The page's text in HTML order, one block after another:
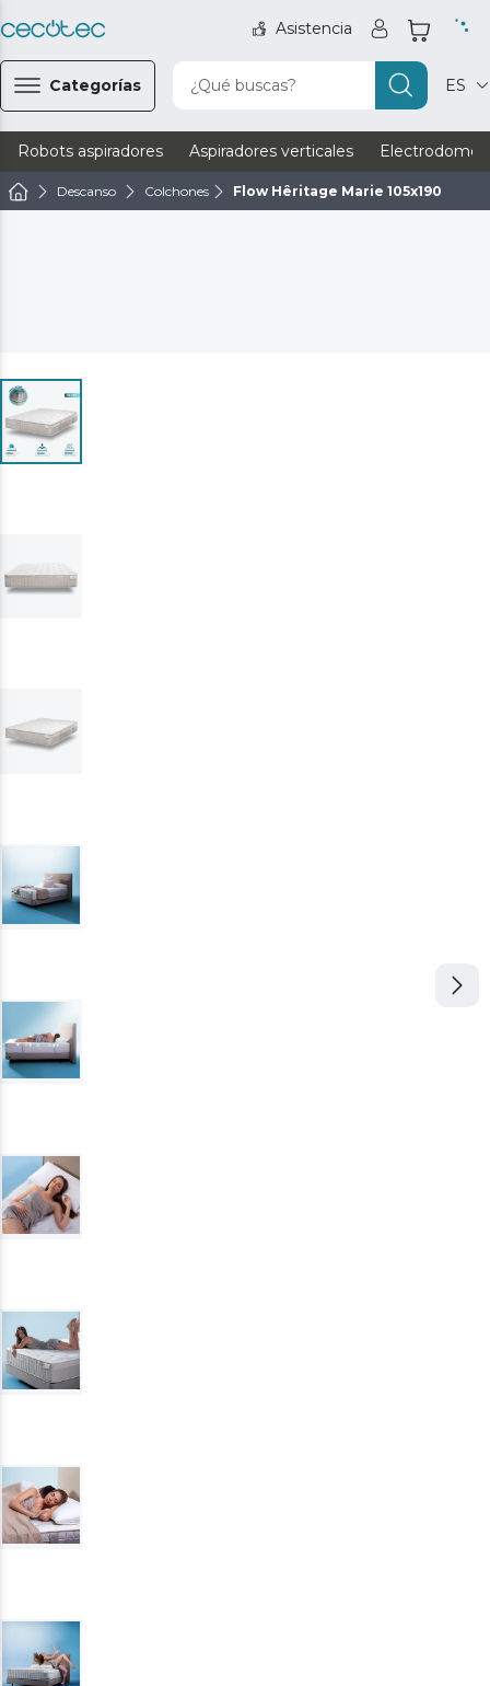
Asistencia
Categorías ¿Qué buscas? ES
Robots aspiradores Aspiradores verticales
Descanso Colchones Flow Hêritage Marie 105x190